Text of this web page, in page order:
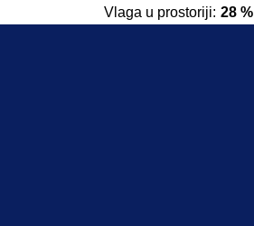
Vlaga u prostoriji: 28 %